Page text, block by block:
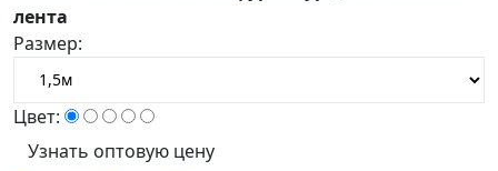
лента
Размер:
Цвет:
Узнать оптовую цену